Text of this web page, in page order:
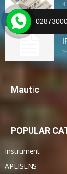
4
Mautic
POPULAR
Instrument
APLISENS